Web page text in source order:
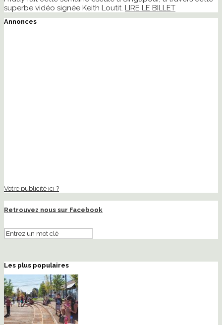
superbe vidéo signée Keith Loutit. LIRE LE BILLET
Annonces
Votre publicité ici ?
Retrouvez nous sur Facebook
Les plus populaires